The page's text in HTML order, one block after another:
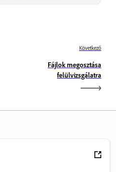
Következő
Fájlok megosztása
felülvizsgálatra